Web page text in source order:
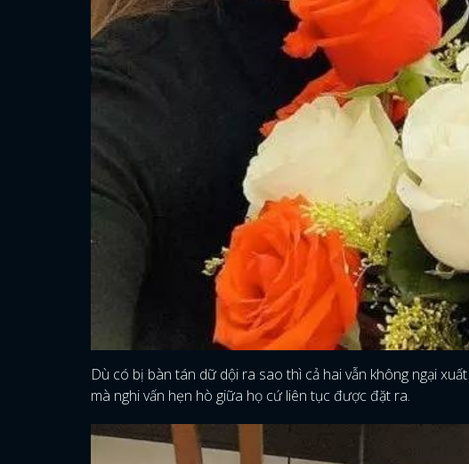
Dù có bị bàn tán dữ dội ra sao thì cả hai vẫn không ngại
mà nghi vấn hẹn hò giữa họ cứ liên tục được đặt ra.